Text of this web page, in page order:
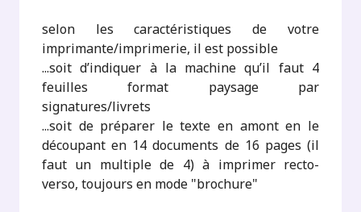
selon les caractéristiques de votre
imprimante/imprimerie, il est possible
...soit d’indiquer à la machine qu’il faut 4
feuilles format paysage par
signatures/livrets
...soit de préparer le texte en amont en le
découpant en 14 documents de 16 pages (il
faut un multiple de 4) à imprimer recto-
verso, toujours en mode "brochure"